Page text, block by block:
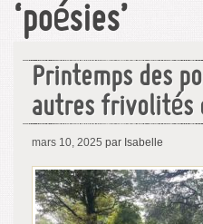
‘poésies’
Printemps des
autres frivolités
mars 10, 2025 par Isabelle